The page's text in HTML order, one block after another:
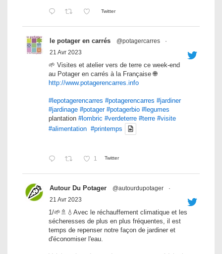
Twitter
le potager en carrés @potagercarres
·
21 Avr 2023
🌱 Visites et atelier vers de terre ce week-end
au Potager en carrés à la Française 🌐
http://www.potagerencarres.info
#lepotagerencarres #potagerencarres #jardiner
#jardinage #potager #potagerbio #legumes
plantation #lombric #verdeterre #terre #visite
#alimentation #printemps
1 Twitter
Autour Du Potager @autourdupotager
·
21 Avr 2023
1/🌱🚿💧Avec le réchauffement climatique et les
sécheresses de plus en plus fréquentes, il est
temps de repenser notre façon de jardiner et
d'économiser l'eau.